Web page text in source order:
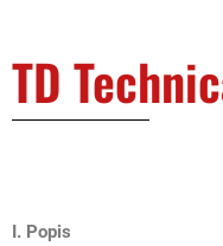
Kurzy potápění
TD
I. Popis